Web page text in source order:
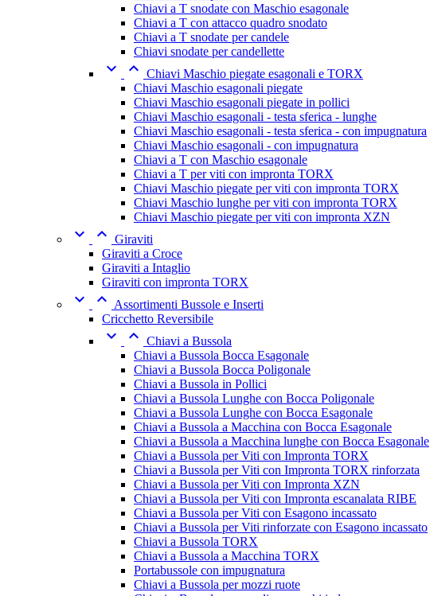
Chiavi a T snodate con Maschio esagonale
Chiavi a T con attacco quadro snodato
Chiavi a T snodate per candele
Chiavi snodate per candellette
  Chiavi Maschio piegate esagonali e TORX
Chiavi Maschio esagonali piegate
Chiavi Maschio esagonali piegate in pollici
Chiavi Maschio esagonali - testa sferica - lunghe
Chiavi Maschio esagonali - testa sferica - con impugnatura
Chiavi Maschio esagonali - con impugnatura
Chiavi a T con Maschio esagonale
Chiavi a T per viti con impronta TORX
Chiavi Maschio piegate per viti con impronta TORX
Chiavi Maschio lunghe per viti con impronta TORX
Chiavi Maschio piegate per viti con impronta XZN
  Giraviti
Giraviti a Croce
Giraviti a Intaglio
Giraviti con impronta TORX
  Assortimenti Bussole e Inserti
Cricchetto Reversibile
  Chiavi a Bussola
Chiavi a Bussola Bocca Esagonale
Chiavi a Bussola Bocca Poligonale
Chiavi a Bussola in Pollici
Chiavi a Bussola Lunghe con Bocca Poligonale
Chiavi a Bussola Lunghe con Bocca Esagonale
Chiavi a Bussola a Macchina con Bocca Esagonale
Chiavi a Bussola a Macchina lunghe con Bocca Esagonale
Chiavi a Bussola per Viti con Impronta TORX
Chiavi a Bussola per Viti con Impronta TORX rinforzata
Chiavi a Bussola per Viti con Impronta XZN
Chiavi a Bussola per Viti con Impronta escanalata RIBE
Chiavi a Bussola per Viti con Esagono incassato
Chiavi a Bussola per Viti rinforzate con Esagono incassato
Chiavi a Bussola TORX
Chiavi a Bussola a Macchina TORX
Portabussole con impugnatura
Chiavi a Bussola per mozzi ruote